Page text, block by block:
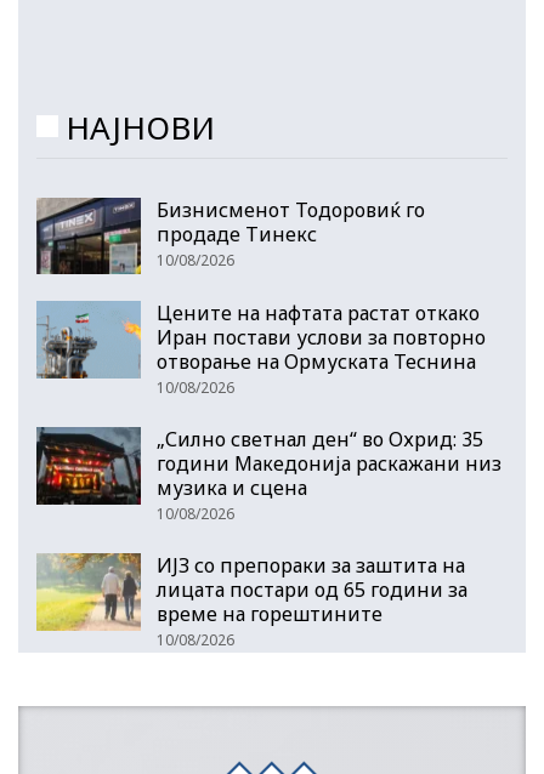
НАЈНОВИ
Бизнисменот Тодоровиќ го
продаде Тинекс
10/08/2026
Цените на нафтата растат откако
Иран постави услови за повторно
отворање на Ормуската Теснина
10/08/2026
„Силно светнал ден“ во Охрид: 35
години Македонија раскажани низ
музика и сцена
10/08/2026
ИЈЗ со препораки за заштита на
лицата постари од 65 години за
време на горештините
10/08/2026